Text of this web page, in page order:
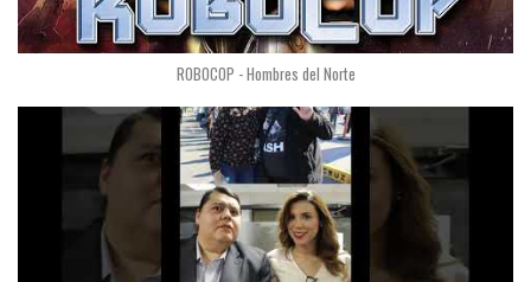
ROBOCOP - Hombres del Norte